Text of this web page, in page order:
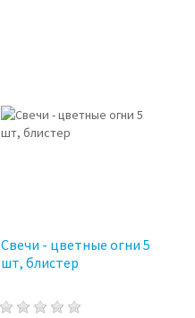
Свечи - цветные огни 5
шт, блистер